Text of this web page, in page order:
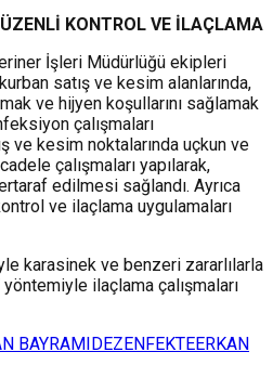
İ KONTROL VE İLAÇLAMA
İşleri Müdürlüğü ekipleri
satış ve kesim alanlarında,
ve hijyen koşullarını sağlamak
çalışmaları
ve kesim noktalarında uçkun ve
çalışmaları yapılarak,
edilmesi sağlandı. Ayrıca
ve ilaçlama uygulamaları
karasinek ve benzeri zararlılarla
ilaçlama çalışmaları
BAYRAMIDEZENFEKTEERKAN